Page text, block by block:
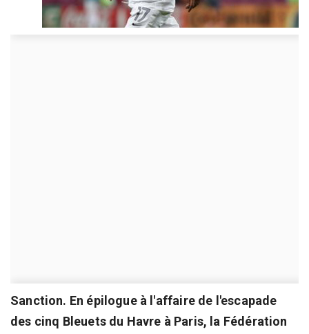
Sanction. En épilogue à l'affaire de l'escapade
des cinq Bleuets du Havre à Paris, la Fédération